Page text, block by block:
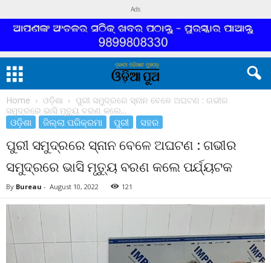
Ads
Home ଓଡ଼ିଶା
ପୁରୀ ସମୁଦ୍ରରେ ସ୍ନାନ ବେଳେ ଅଘଟଣ : ଗଭୀର
ସମୁଦ୍ରରେ ଭାସି ମୃତ୍ୟୁ ବରଣ କଲେ...
ଓଡ଼ିଶା ଜିଲ୍ଲା ପରିକ୍ରମା ପୁରୀ ସହର
ପୁରୀ ସମୁଦ୍ରରେ ସ୍ନାନ ବେଳେ ଅଘଟଣ : ଗଭୀର
ସମୁଦ୍ରରେ ଭାସି ମୃତ୍ୟୁ ବରଣ କଲେ ପର୍ଯ୍ୟଟକ
By Bureau - August 10, 2022 121